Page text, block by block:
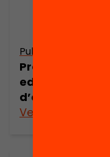
Publicació
Presentació:
educatius a
d’explotació de
Veure’n més